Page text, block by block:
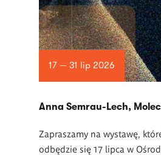
17 — 31 lip 2026
Anna Semrau-Lech,
Zapraszamy na wystawę,
odbędzie się 17 lipca w